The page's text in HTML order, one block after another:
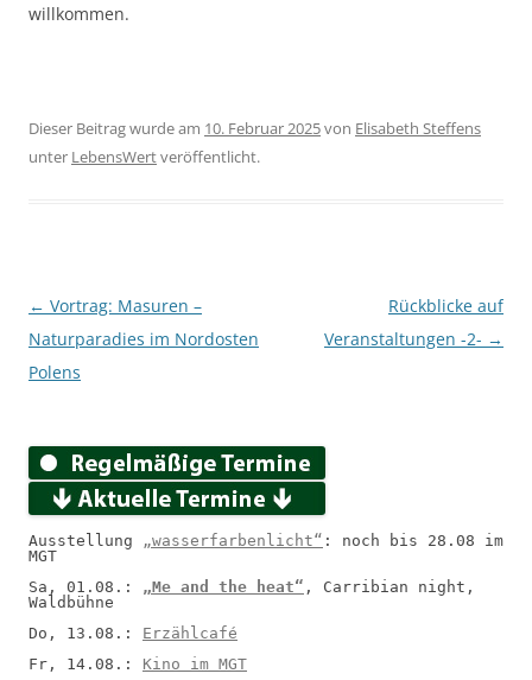
willkommen.
Dieser Beitrag wurde am 10. Februar 2025von Elisabeth Steffens
unter LebensWertveröffentlicht.
Beitragsnavigation
← Vortrag: Masuren –
Naturparadies im Nordosten
Polens
Rückblicke auf
Veranstaltungen -2- →
Ausstellung „wasserfarbenlicht“ : noch bis 28.08 im
MGT
Sa, 01.08.: „Me and the heat“ , Carribian night,
Waldbühne
Do, 13.08.: Erzählcafé
Fr, 14.08.: Kino im MGT